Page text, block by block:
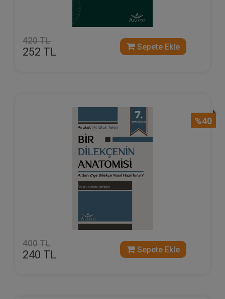
420 TL
252 TL Sepete Ekle
%40
400 TL
240 TL Sepete Ekle